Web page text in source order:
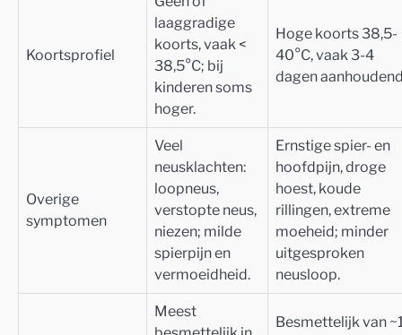
Koortsprofiel
laaggradige
koorts, vaak <
38,5°C; bij
kinderen soms
hoger.
Hoge koorts 38,5-
40°C, vaak 3-4
dagen
Overige
symptomen
Veel
neusklachten:
loopneus,
verstopte neus,
niezen; milde
spierpijn en
vermoeidheid.
Ernstige spier- en
hoofdpijn, droge
hoest, koude
rillingen, extreme
moeheid; minder
uitgesproken
neusloop.
Meest
Besmettelijk van